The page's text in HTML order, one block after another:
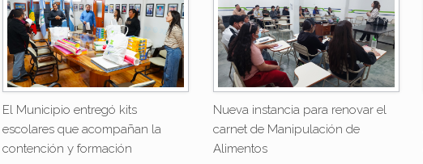
El Municipio entregó kits
escolares que acompañan la
contención y formación
Nueva instancia para renovar el
carnet de Manipulación de
Alimentos